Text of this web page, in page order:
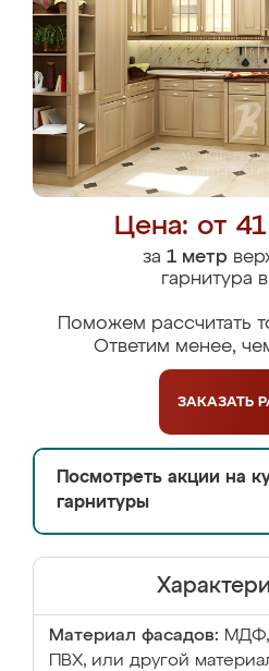
Цена: от
за 1 метр
гарнитура
Поможем рассчитать
Ответим менее,
ЗАКАЗАТЬ
Посмотреть акции на
гарнитуры
Материал фасадов: МДФ,
ПВХ, или другой